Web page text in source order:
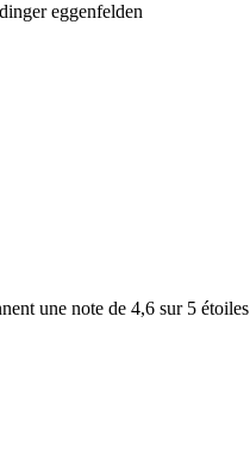
eggenfelden
une note de 4,6 sur 5 étoiles